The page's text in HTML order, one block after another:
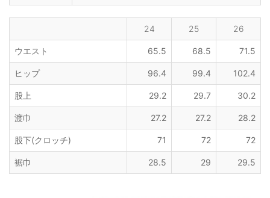
24 25 26
ウエスト 65.5 68.5 71.5
ヒップ 96.4 99.4 102.4
股上 29.2 29.7 30.2
渡巾 27.2 27.2 28.2
股下(クロッチ) 71 72 72
裾巾 28.5 29 29.5